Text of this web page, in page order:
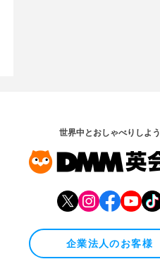
世界中とおしゃべりしよう
企業法人のお客様